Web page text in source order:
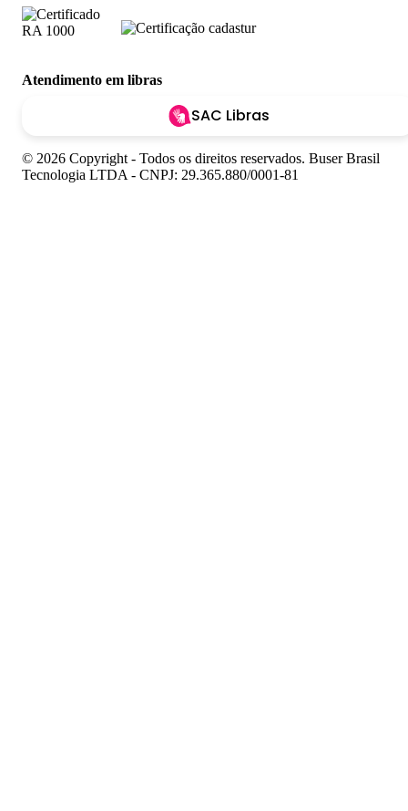
Atendimento em libras
SAC Libras
© 2026 Copyright - Todos os direitos reservados. Buser Brasil
Tecnologia LTDA - CNPJ: 29.365.880/0001-81